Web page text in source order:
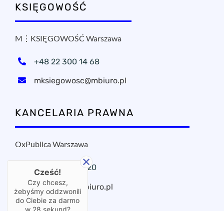
KSIĘGOWOŚĆ
M⋮KSIĘGOWOŚĆ Warszawa
+48 22 300 14 68
mksiegowosc@mbiuro.pl
KANCELARIA PRAWNA
OxPublica Warszawa
+48 22 295 11 20
oxpublica@mbiuro.pl
Cześć!
Czy chcesz,
żebyśmy oddzwonili
do Ciebie za darmo